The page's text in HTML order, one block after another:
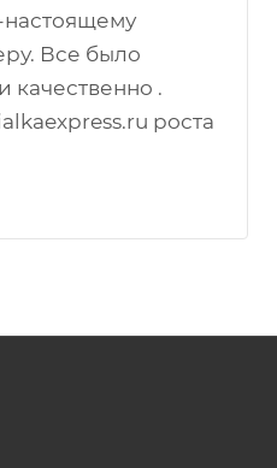
настоящему
Все было
качественно .
роста